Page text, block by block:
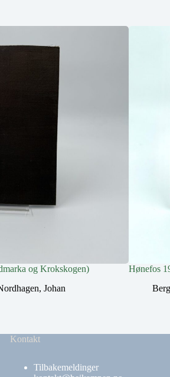
og Krokskogen)
Johan
Hønefos
Kontakt
Tilbakemeldinger